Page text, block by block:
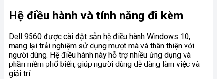
Hệ điều hành và tính năng đi kèm
Dell 9560 được cài đặt sẵn hệ điều hành Windows 10,
mang lại trải nghiệm sử dụng mượt mà và thân thiện với
người dùng. Hệ điều hành này hỗ trợ nhiều ứng dụng và
phần mềm phổ biến, giúp người dùng dễ dàng làm việc và
giải trí.